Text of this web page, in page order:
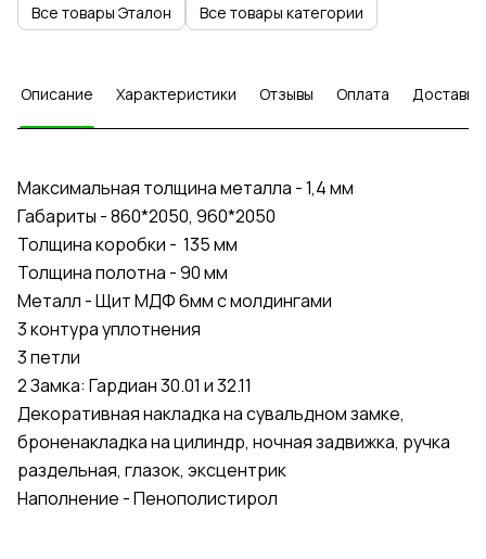
Все товары Эталон Все товары категории
Описание Характеристики Отзывы Оплата Доставка
Максимальная толщина металла - 1,4 мм
Габариты - 860*2050, 960*2050
Толщина коробки - 135 мм
Толщина полотна - 90 мм
Металл - Щит МДФ 6мм с молдингами
3 контура уплотнения
3 петли
2 Замка: Гардиан 30.01 и 32.11
Декоративная накладка на сувальдном замке,
броненакладка на цилиндр, ночная задвижка, ручка
раздельная, глазок, эксцентрик
Наполнение - Пенополистирол